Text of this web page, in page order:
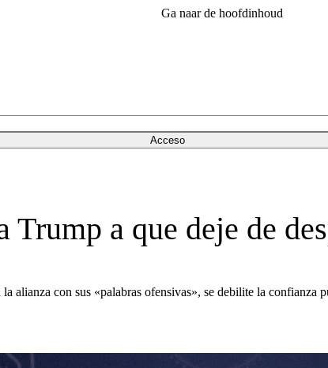
Ga naar de hoofdinhoud
Acceso
Trump a que deje de
alianza con sus «palabras ofensivas», se debilite la